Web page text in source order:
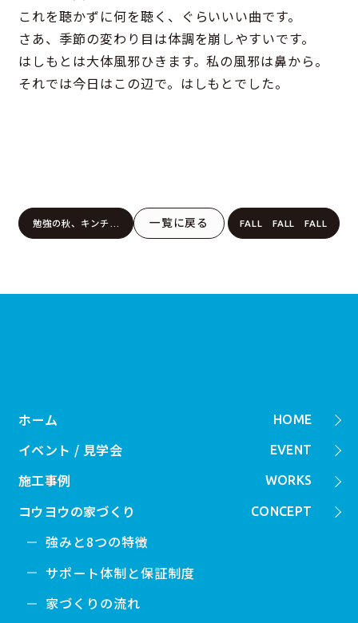
これを聴かずに何を聴く、ぐらいいい曲です。
さあ、季節の変わり目は体調を崩しやすいです。
はしもとは大体風邪ひきます。私の風邪は鼻から。
それでは今日はこの辺で。はしもとでした。
勉強の秋、キンチョ
ーの夏
一覧に戻る FALL FALL FALL
HOME
ホーム
EVENT
イベント / 見学会
WORKS
施工事例
CONCEPT
コウヨウの家づくり
強みと8つの特徴
サポート体制と保証制度
家づくりの流れ